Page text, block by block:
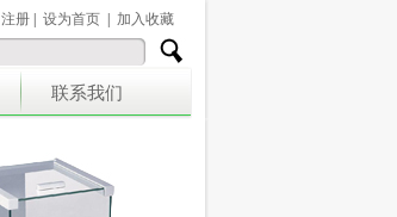
注册 设为首页 加入收藏
联系我们